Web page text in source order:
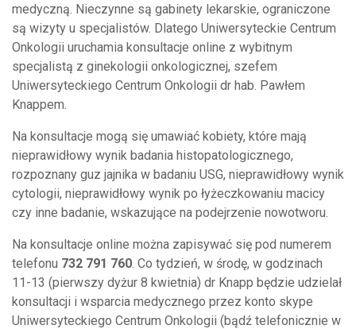
medyczną. Nieczynne są gabinety lekarskie, ograniczone
są wizyty u specjalistów. Dlatego Uniwersyteckie Centrum
Onkologii uruchamia konsultacje online z wybitnym
specjalistą z ginekologii onkologicznej, szefem
Uniwersyteckiego Centrum Onkologii dr hab. Pawłem
Knappem.
Na konsultacje mogą się umawiać kobiety, które mają
nieprawidłowy wynik badania histopatologicznego,
rozpoznany guz jajnika w badaniu USG, nieprawidłowy wynik
cytologii, nieprawidłowy wynik po łyżeczkowaniu macicy
czy inne badanie, wskazujące na podejrzenie nowotworu.
Na konsultacje online można zapisywać się pod numerem
telefonu 732 791 760 . Co tydzień, w środę, w godzinach
11-13 (pierwszy dyżur 8 kwietnia) dr Knapp będzie udzielał
konsultacji i wsparcia medycznego przez konto skype
Uniwersyteckiego Centrum Onkologii (bądź telefonicznie w